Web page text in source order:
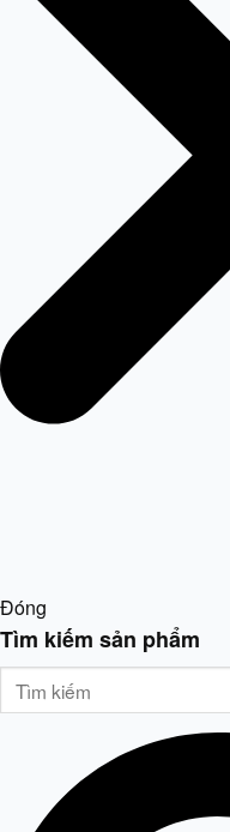
Đóng
Tìm kiếm sản phẩm